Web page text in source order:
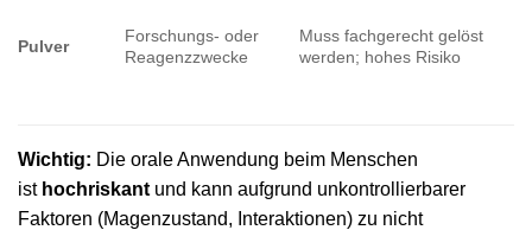
Pulver
Forschungs- oder
Reagenzzwecke
Muss fachgerecht gelöst
werden; hohes Risiko
Wichtig: Die orale Anwendung beim Menschen
ist hochriskant und kann aufgrund unkontrollierbarer
Faktoren (Magenzustand, Interaktionen) zu nicht